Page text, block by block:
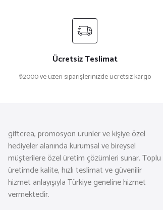
₺ 1.499,90
Sepete Ekle
Dekoratif 3’lü Ahşap Tablo Seti | UV Baskı
Ücretsiz Teslimat
₺2000 ve üzeri siparişlerinizde ücretsiz kargo
giftcrea, promosyon ürünler ve kişiye özel
hediyeler alanında kurumsal ve bireysel
müşterilere özel üretim çözümleri sunar. Toplu
üretimde kalite, hızlı teslimat ve güvenilir
hizmet anlayışıyla Türkiye geneline hizmet
vermektedir.